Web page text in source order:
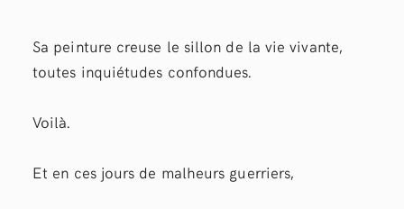
Sa peinture creuse le sillon de la vie vivante,
toutes inquiétudes confondues.
Voilà.
Et en ces jours de malheurs guerriers,